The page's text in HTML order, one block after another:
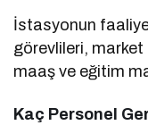
İstasyonun
görevlileri, market
maaş ve eğitim
Kaç Personel